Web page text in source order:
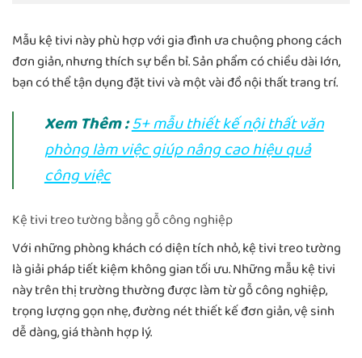
Mẫu kệ tivi này phù hợp với gia đình ưa chuộng phong cách
đơn giản, nhưng thích sự bền bỉ. Sản phẩm có chiều dài lớn,
bạn có thể tận dụng đặt tivi và một vài đồ nội thất trang trí.
Xem Thêm :5+ mẫu thiết kế nội thất văn
phòng làm việc giúp nâng cao hiệu quả
công việc
Kệ tivi treo tường bằng gỗ công nghiệp
Với những phòng khách có diện tích nhỏ, kệ tivi treo tường
là giải pháp tiết kiệm không gian tối ưu. Những mẫu kệ tivi
này trên thị trường thường được làm từ gỗ công nghiệp,
trọng lượng gọn nhẹ, đường nét thiết kế đơn giản, vệ sinh
dễ dàng, giá thành hợp lý.